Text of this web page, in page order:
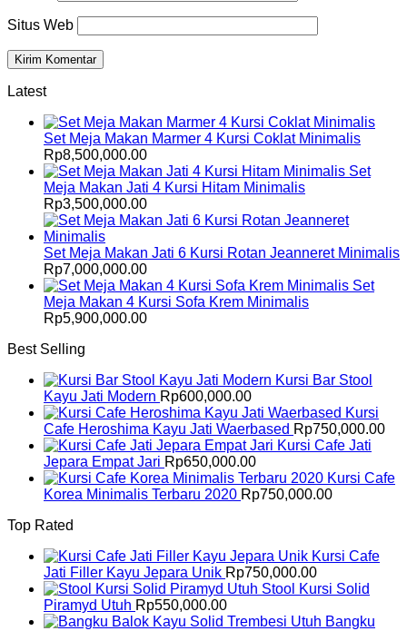
Situs Web
Latest
Set Meja Makan Marmer 4 Kursi Coklat Minimalis
Rp8,500,000.00
Set
Meja Makan Jati 4 Kursi Hitam Minimalis
Rp3,500,000.00
Set Meja Makan Jati 6 Kursi Rotan Jeanneret Minimalis
Rp7,000,000.00
Set
Meja Makan 4 Kursi Sofa Krem Minimalis
Rp5,900,000.00
Best Selling
Kursi Bar Stool
Kayu Jati Modern Rp600,000.00
Kursi
Cafe Heroshima Kayu Jati Waerbased Rp750,000.00
Kursi Cafe Jati
Jepara Empat Jari Rp650,000.00
Kursi Cafe
Korea Minimalis Terbaru 2020 Rp750,000.00
Top Rated
Kursi Cafe
Jati Filler Kayu Jepara Unik Rp750,000.00
Stool Kursi Solid
Piramyd Utuh Rp550,000.00
Bangku